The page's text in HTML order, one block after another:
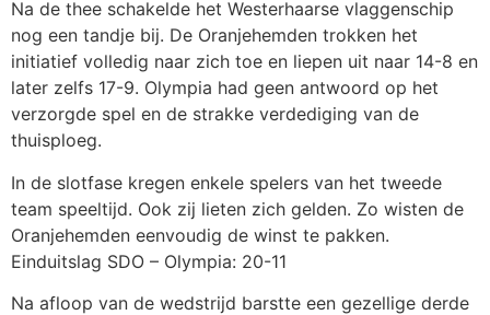
Na de thee schakelde het Westerhaarse vlaggenschip
nog een tandje bij. De Oranjehemden trokken het
initiatief volledig naar zich toe en liepen uit naar 14-8 en
later zelfs 17-9. Olympia had geen antwoord op het
verzorgde spel en de strakke verdediging van de
thuisploeg.
In de slotfase kregen enkele spelers van het tweede
team speeltijd. Ook zij lieten zich gelden. Zo wisten de
Oranjehemden eenvoudig de winst te pakken.
Einduitslag SDO – Olympia: 20-11
Na afloop van de wedstrijd barstte een gezellige derde